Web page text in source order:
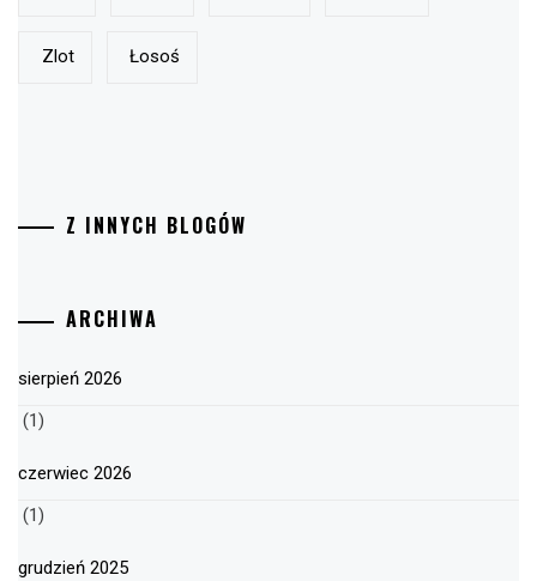
Zlot Łosoś
Z INNYCH BLOGÓW
ARCHIWA
sierpień 2026
(1)
czerwiec 2026
(1)
grudzień 2025